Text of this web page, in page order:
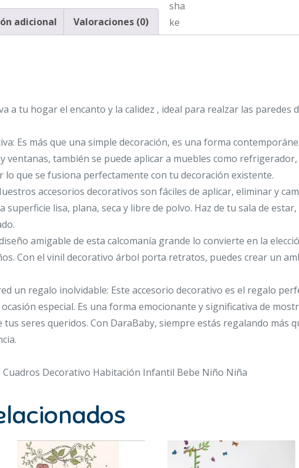
n
Infantil
a
adicional Valoraciones (0)
a tu hogar el encanto y la calidez , ideal para realzar las paredes
Es más que una simple decoración, es una forma
ventanas, también se puede aplicar a muebles como
lo que se fusiona perfectamente con tu decoración existente.
accesorios decorativos son fáciles de aplicar, eliminar y
superficie lisa, plana, seca y libre de polvo. Haz de tu sala de
amigable de esta calcomanía grande lo convierte en la
Con el vinil decorativo árbol porta retratos, puedes crear un
un regalo inolvidable: Este accesorio decorativo es el regalo
especial. Es una forma emocionante y significativa de
tus seres queridos. Con DaraBaby, siempre estás regalando más
Cuadros Decorativo Habitación Infantil Bebe Niño Niña